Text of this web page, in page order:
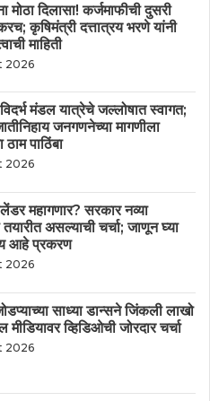
मोठा दिलासा! कर्जमाफीची दुसरी
कृषिमंत्री दत्तात्रय भरणे यांनी
माहिती
2026
विदर्भ मंडल यात्रेचे जल्लोषात स्वागत;
जनगणनेच्या मागणीला
पाठिंबा
2026
महागणार? सरकार नव्या
असल्याची चर्चा; जाणून घ्या
आहे प्रकरण
2026
साध्या डान्सने जिंकली लाखो
व्हिडिओची जोरदार चर्चा
2026